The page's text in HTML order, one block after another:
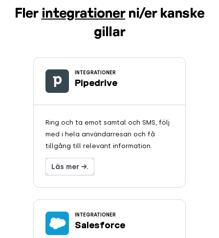
Fler integrationerni/er kanske
gillar
INTEGRATIONER
Pipedrive
Ring och ta emot samtal och SMS, följ
med i hela användarresan och få
tillgång till relevant information.
Läs mer →.
INTEGRATIONER
Salesforce